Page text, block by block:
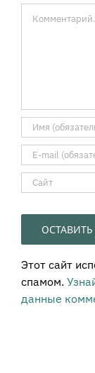
Комментарий
Этот сайт
спамом.
данные